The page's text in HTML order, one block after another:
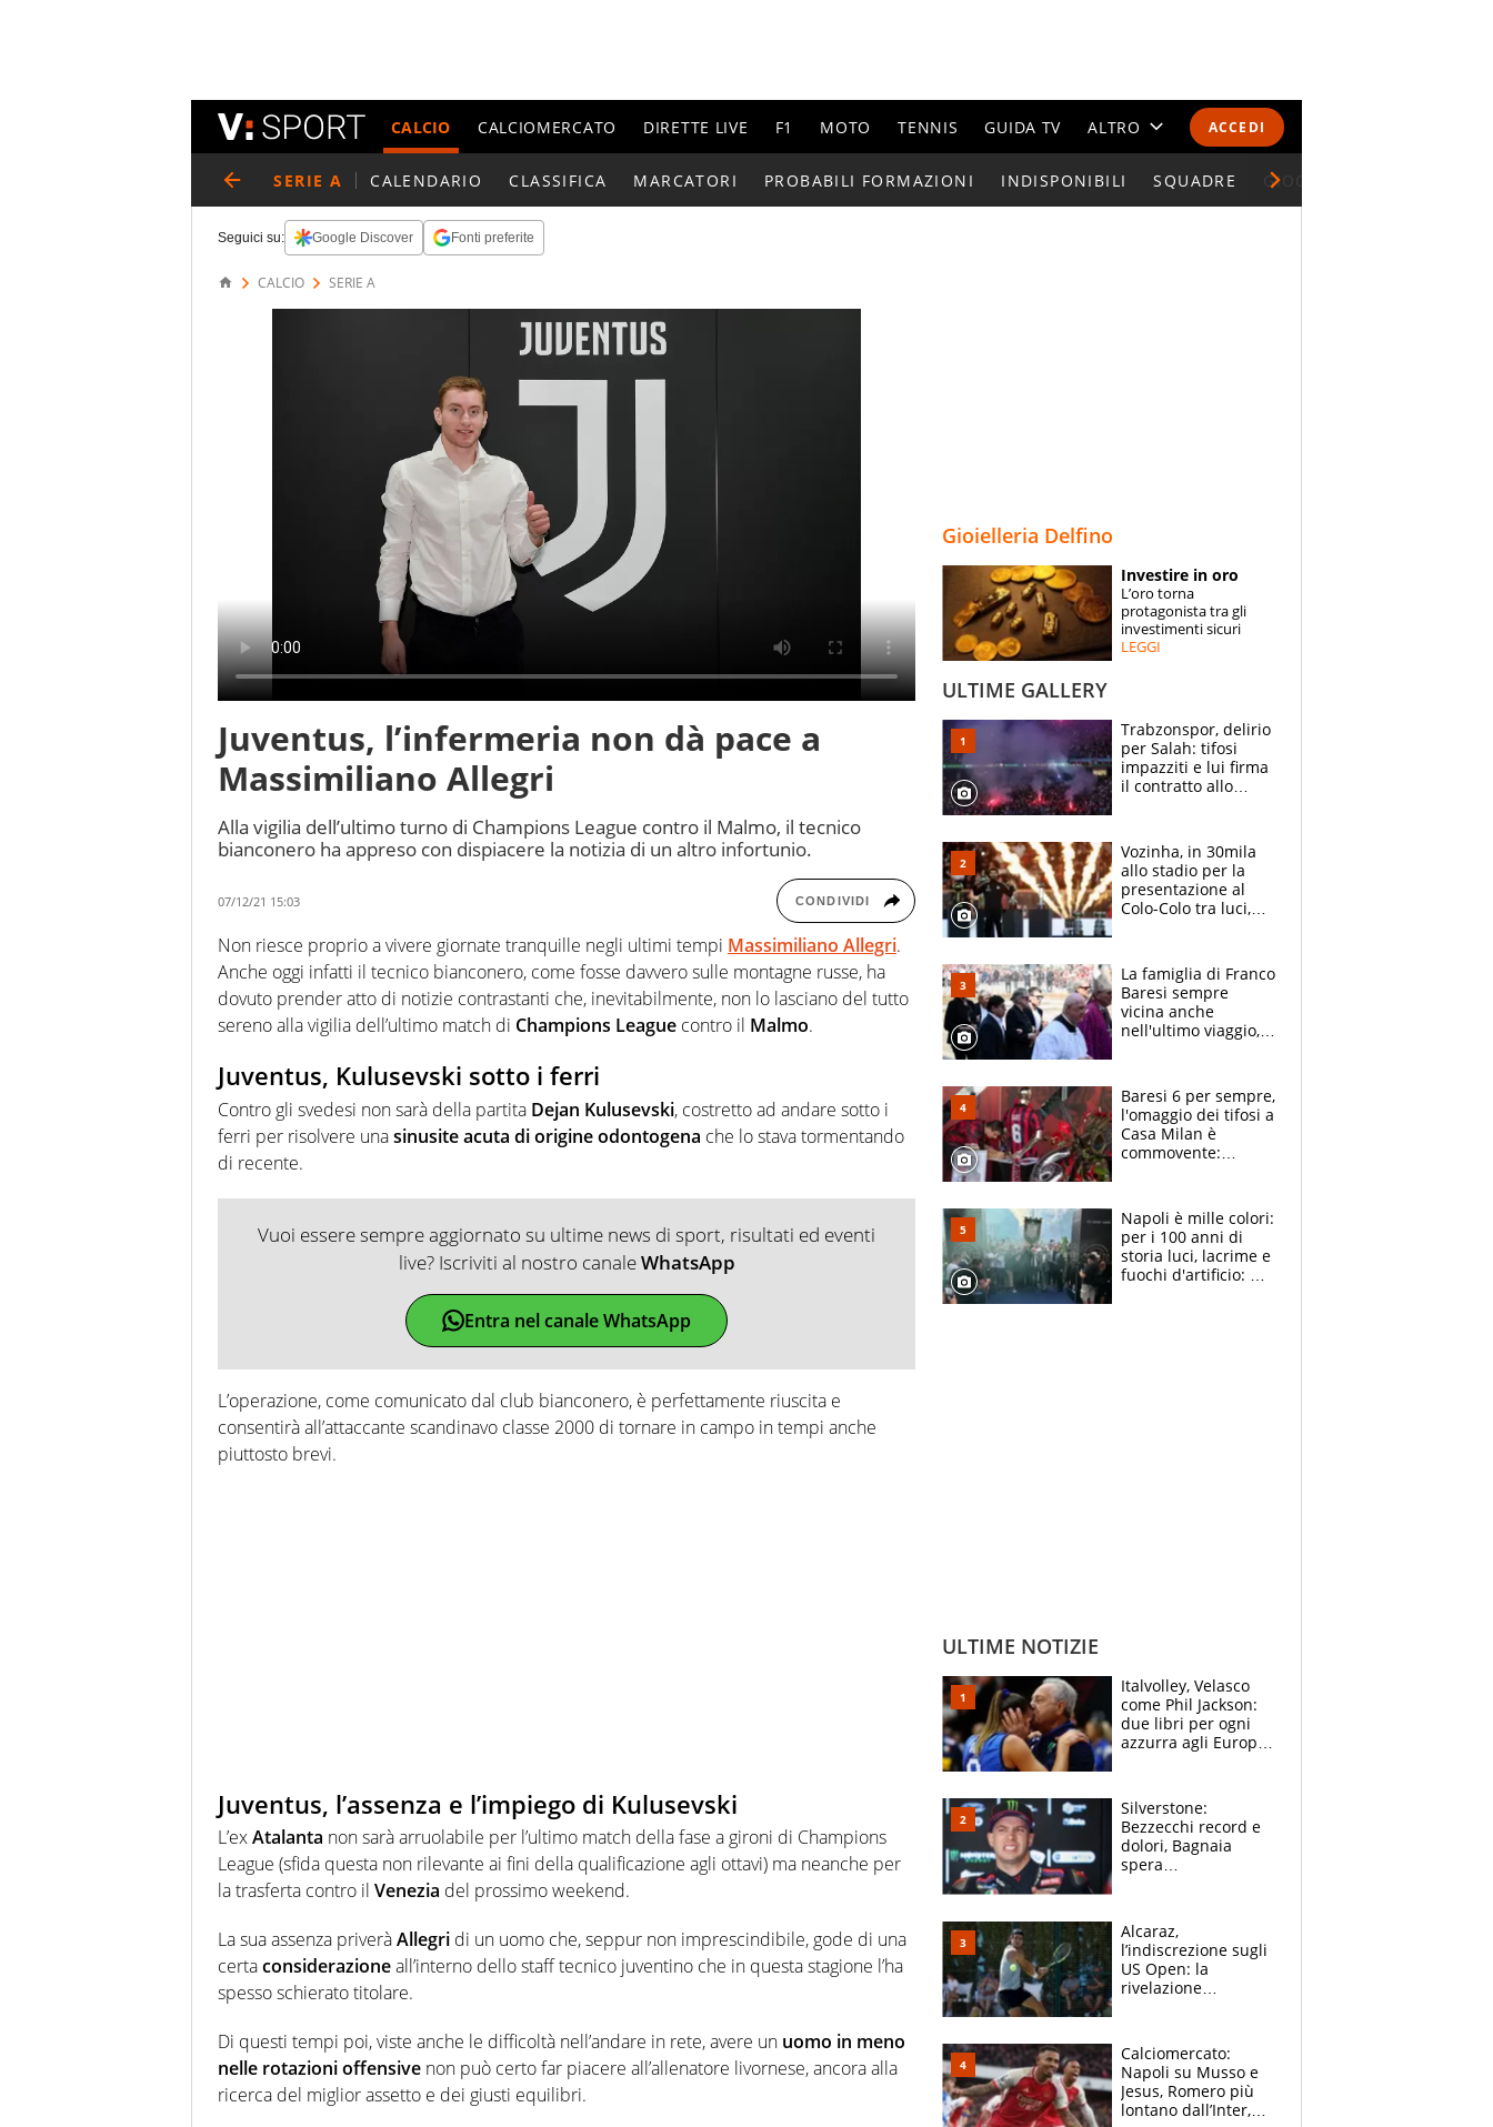
ACCEDI
CALCIO CALCIOMERCATO DIRETTE LIVE F1 MOTO TENNIS GUIDA TV ALTRO
CALENDARI E CLASSIFICHE
ESPERTI
CONTATTI
SERIE A CALENDARIO CLASSIFICA MARCATORI PROBABILI FORMAZIONI INDISPONIBILI SQUADRE GIOCATORI SERIE A
Seguici su: Google Discover Fonti preferite
CALCIO SERIE A
Juventus, l’infermeria non dà pace a
Massimiliano Allegri
Alla vigilia dell’ultimo turno di Champions League contro il Malmo, il tecnico
bianconero ha appreso con dispiacere la notizia di un altro infortunio.
07/12/21 15:03 CONDIVIDI
Non riesce proprio a vivere giornate tranquille negli ultimi tempi Massimiliano Allegri.
Anche oggi infatti il tecnico bianconero, come fosse davvero sulle montagne russe, ha
dovuto prender atto di notizie contrastanti che, inevitabilmente, non lo lasciano del tutto
sereno alla vigilia dell’ultimo match di Champions League contro il Malmo.
Juventus, Kulusevski sotto i ferri
Contro gli svedesi non sarà della partita Dejan Kulusevski, costretto ad andare sotto i
ferri per risolvere unasinusite acuta di origine odontogena che lo stava tormentando
di recente.
Vuoi essere sempre aggiornato su ultime news di sport, risultati ed eventi
live? Iscriviti al nostro canaleWhatsApp
Entra nel canale WhatsApp
L’operazione, come comunicato dal club bianconero, è perfettamente riuscita e
consentirà all’attaccante scandinavo classe 2000 di tornare in campo in tempi anche
piuttosto brevi.
Juventus, l’assenza e l’impiego di Kulusevski
L’exAtalanta non sarà arruolabile per l’ultimo match della fase a gironi di Champions
League (sfida questa non rilevante ai fini della qualificazione agli ottavi) ma neanche per
la trasferta contro il Venezia del prossimo weekend.
La sua assenza priveràAllegri di un uomo che, seppur non imprescindibile, gode di una
certaconsiderazioneall’interno dello staff tecnico juventino che in questa stagione l’ha
spesso schierato titolare.
Di questi tempi poi, viste anche le difficoltà nell’andare in rete, avere un uomo in meno
nelle rotazioni offensive non può certo far piacere all’allenatore livornese, ancora alla
ricerca del miglior assetto e dei giusti equilibri.
Gioielleria Delfino
Investire in oro
L’oro torna
protagonista tra gli
investimenti sicuri
LEGGI
ULTIME GALLERY
Trabzonspor, delirio
per Salah: tifosi
impazziti e lui firma
il contratto allo
Vozinha, in 30mila
allo stadio per la
presentazione al
Colo-Colo tra luci,
La famiglia di Franco
Baresi sempre
vicina anche
nell'ultimo viaggio,
circondati
dall'affetto dei tifosi
Baresi 6 per sempre,
l'omaggio dei tifosi a
Casa Milan è
commovente:
bigliettini
Napoli è mille colori:
per i 100 anni di
storia luci, lacrime e
fuochi d'artificio: De
ULTIME NOTIZIE
Italvolley, Velasco
come Phil Jackson:
due libri per ogni
azzurra agli Europei.
Silverstone:
Bezzecchi record e
dolori, Bagnaia
spera
e vota Aprilia
Alcaraz,
l’indiscrezione sugli
US Open: la
rivelazione
B. Rune verso la
rinuncia
Calciomercato:
Napoli su Musso e
Jesus, Romero più
lontano dall’Inter,